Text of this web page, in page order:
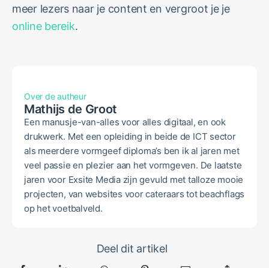
meer lezers naar je content en vergroot je je
online bereik.
Over de autheur
Mathijs de Groot
Een manusje-van-alles voor alles digitaal, en ook
drukwerk. Met een opleiding in beide de ICT sector
als meerdere vormgeef diploma’s ben ik al jaren met
veel passie en plezier aan het vormgeven. De laatste
jaren voor Exsite Media zijn gevuld met talloze mooie
projecten, van websites voor cateraars tot beachflags
op het voetbalveld.
Deel dit artikel